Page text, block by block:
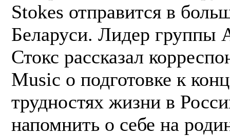
Stokes отправится в
Беларуси. Лидер группы
Стокс рассказал
Music о подготовке к
трудностях жизни в
напомнить о себе на